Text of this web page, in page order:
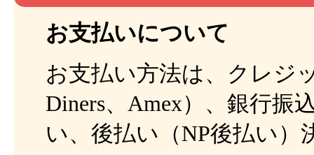
お支払いについて
お支払い方法は、クレジ
Diners、Amex）、銀行振
い、後払い（NP後払い